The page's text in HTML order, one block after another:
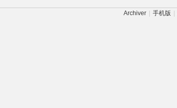
Archiver 手机版